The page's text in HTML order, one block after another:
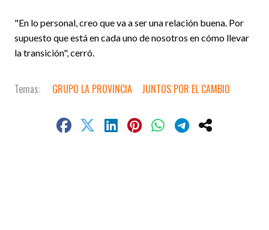
"En lo personal, creo que va a ser una relación buena. Por
supuesto que está en cada uno de nosotros en cómo llevar
la transición", cerró.
GRUPO LA PROVINCIA JUNTOS POR EL CAMBIO